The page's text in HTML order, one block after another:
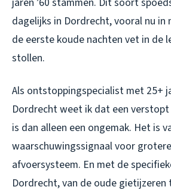
dagelijks in Dordrecht, vooral nu in
de eerste koude nachten vet in de
stollen.
Als ontstoppingspecialist met 25+
Dordrecht weet ik dat een
is dan alleen een ongemak. Het is
waarschuwingssignaal voor
afvoersysteem. En met de
Dordrecht, van de oude